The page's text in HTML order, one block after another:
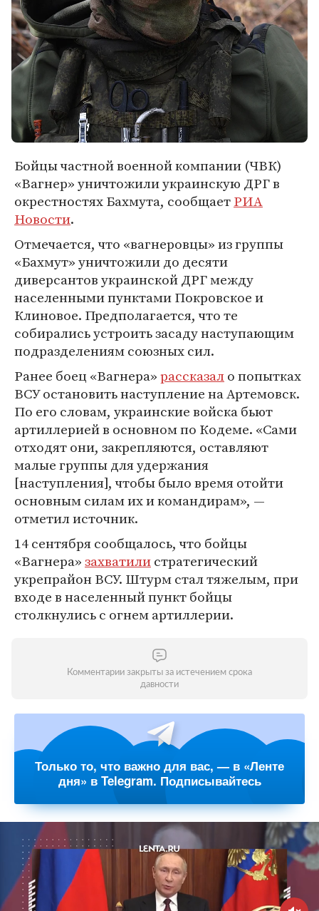
Бойцы частной военной компании (ЧВК)
«Вагнер» уничтожили украинскую ДРГ в
окрестностях Бахмута, сообщаетРИА
Новости.
Отмечается, что «вагнеровцы» из группы
«Бахмут» уничтожили до десяти
диверсантов украинской ДРГ между
населенными пунктами Покровское и
Клиновое. Предполагается, что те
собирались устроить засаду наступающим
подразделениям союзных сил.
Ранее боец «Вагнера»рассказало попытках
ВСУ остановить наступление на Артемовск.
По его словам, украинские войска бьют
артиллерией в основном по Кодеме. «Сами
отходят они, закрепляются, оставляют
малые группы для удержания
[наступления], чтобы было время отойти
основным силам их и командирам», —
отметил источник.
14 сентября сообщалось, что бойцы
«Вагнера»захватилистратегический
укрепрайон ВСУ. Штурм стал тяжелым, при
входе в населенный пункт бойцы
столкнулись с огнем артиллерии.
Комментарии закрыты за истечением срока
давности
Только то, что важно для вас, — в «Ленте
дня» в Telegram. Подписывайтесь